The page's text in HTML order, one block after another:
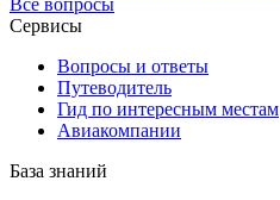
Сервисы
Вопросы и ответы
Путеводитель
Гид по интересным местам
Авиакомпании
База знаний